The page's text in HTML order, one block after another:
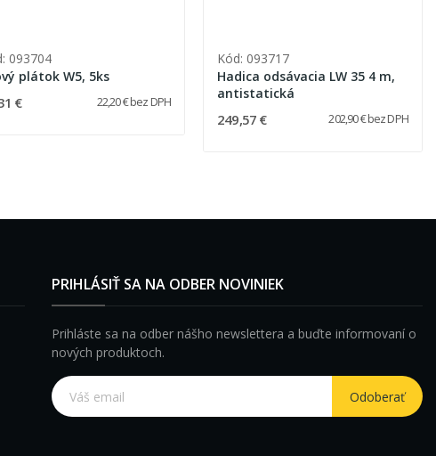
093704
plátok W5, 5ks
€ 22,20 € bez DPH
Kód: 093717
Hadica odsávacia LW 35 4 m,
antistatická
249,57 € 202,90 € bez DPH
PRIHLÁSIŤ SA NA ODBER NOVINIEK
Prihláste sa na odber nášho newslettera a buďte informovaní o
nových produktoch.
Odoberať